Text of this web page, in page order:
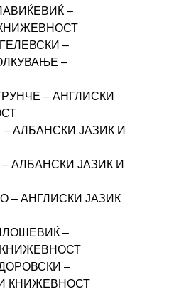
–
–
–
– АНГЛИСКИ
АЛБАНСКИ ЈАЗИК И
АЛБАНСКИ ЈАЗИК И
– АНГЛИСКИ ЈАЗИК
–
КНИЖЕВНОСТ
–
КНИЖЕВНОСТ